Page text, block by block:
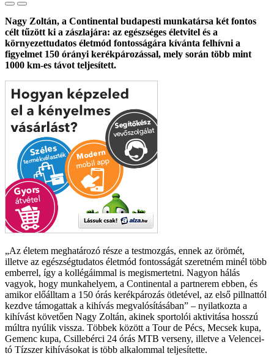
Nagy Zoltán, a Continental budapesti munkatársa két fontos
célt tűzött ki a zászlajára: az egészséges életvitel és a
környezettudatos életmód fontosságára kívánta felhívni a
figyelmet 150 órányi kerékpározással, mely során több mint
1000 km-es távot teljesített.
Az életem meghatározó része a testmozgás, ennek az örömét,
illetve az egészségtudatos életmód fontosságát szeretném minél több
emberrel, így a kollégáimmal is megismertetni. Nagyon hálás
vagyok, hogy munkahelyem, a Continental a partnerem ebben, és
amikor előálltam a 150 órás kerékpározás ötletével, az első pillnattól
kezdve támogattak a kihívás megvalósításában
– nyilatkozta a
kihívást követően Nagy Zoltán, akinek sportolói aktivitása hosszú
múltra nyúlik vissza. Többek között a Tour de Pécs, Mecsek kupa,
Gemenc kupa, Csillebérci 24 órás MTB verseny, illetve a Velencei-
tó Tízszer kihívásokat is több alkalommal teljesítette.